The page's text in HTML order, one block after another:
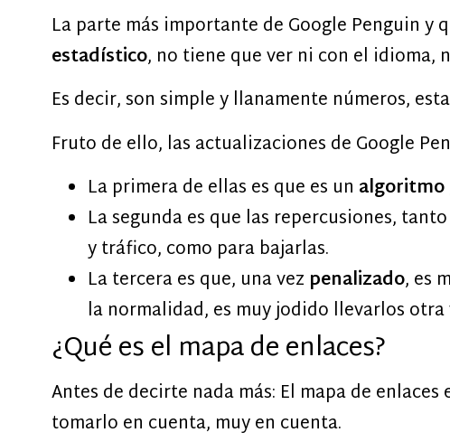
La parte más importante de Google Penguin
estadístico, no tiene que ver ni con el idioma,
Es decir, son simple y llanamente números,
Fruto de ello, las actualizaciones de Google
La primera de ellas es que es un algoritmo
La segunda es que las repercusiones,
y tráfico, como para bajarlas.
La tercera es que, una vez penalizado, es
la normalidad, es muy jodido llevarlos
¿Qué es el mapa de enlaces?
Antes de decirte nada más: El mapa de enlaces
tomarlo en cuenta, muy en cuenta.